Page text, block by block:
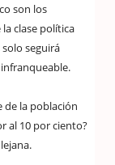
son los
clase política
seguirá
de la población
al 10 por ciento?